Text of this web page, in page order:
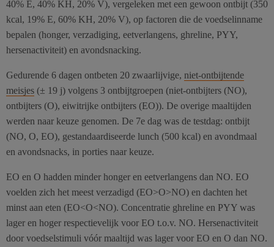
40% E, 40% KH, 20% V), vergeleken met een gewoon ontbijt (350
kcal, 19% E, 60% KH, 20% V), op factoren die de voedselinname
bepalen (honger, verzadiging, eetverlangens, ghreline, PYY,
hersenactiviteit) en avondsnacking.
Gedurende 6 dagen ontbeten 20 zwaarlijvige, niet-ontbijtende
meisjes (± 19 j) volgens 3 ontbijtgroepen (niet-ontbijters (NO),
ontbijters (O), eiwitrijke ontbijters (EO)). De overige maaltijden
werden naar keuze genomen. De 7e dag was de testdag: ontbijt
(NO, O, EO), gestandaardiseerde lunch (500 kcal) en avondmaal
en avondsnacks, in porties naar keuze.
EO en O hadden minder honger en eetverlangens dan NO. EO
voelden zich het meest verzadigd (EO>O>NO) en dachten het
minst aan eten (EO<O<NO). Concentratie ghreline en PYY was
lager en hoger respectievelijk voor EO t.o.v. NO. Hersenactiviteit
door voedselstimuli vóór maaltijd was lager voor EO en O dan NO.